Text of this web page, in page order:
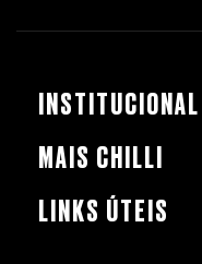
INSTITUCIONAL
MAIS CHILLI
LINKS ÚTEIS